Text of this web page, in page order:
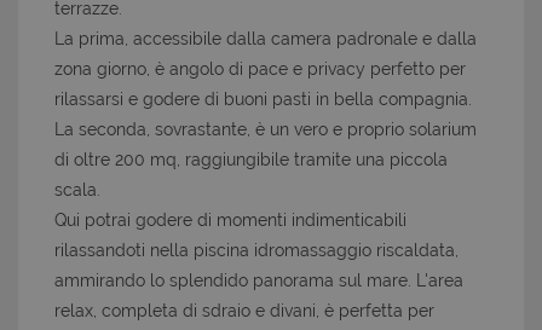
terrazze.
La prima, accessibile dalla camera padronale e dalla
zona giorno, è angolo di pace e privacy perfetto per
rilassarsi e godere di buoni pasti in bella compagnia.
La seconda, sovrastante, è un vero e proprio solarium
di oltre 200 mq, raggiungibile tramite una piccola
scala.
Qui potrai godere di momenti indimenticabili
rilassandoti nella piscina idromassaggio riscaldata,
ammirando lo splendido panorama sul mare. L'area
relax, completa di sdraio e divani, è perfetta per